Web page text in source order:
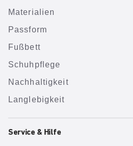
Materialien
Passform
Fußbett
Schuhpflege
Nachhaltigkeit
Langlebigkeit
Service & Hilfe